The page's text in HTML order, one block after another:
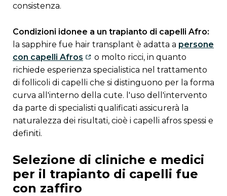
consistenza.
Condizioni idonee a un trapianto di capelli Afro:
la sapphire fue hair transplant è adatta a persone
con capelli Afros
o molto ricci, in quanto
richiede esperienza specialistica nel trattamento
di follicoli di capelli che si distinguono per la forma
curva all'interno della cute. l'uso dell'intervento
da parte di specialisti qualificati assicurerà la
naturalezza dei risultati, cioè i capelli afros spessi e
definiti.
selezione di cliniche e medici
per il trapianto di capelli fue
con zaffiro